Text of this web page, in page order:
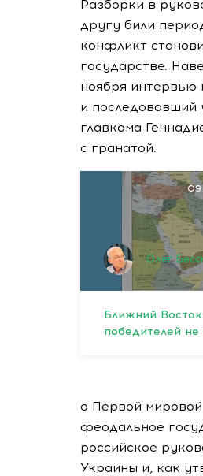
Разборки в
другу били
конфликт
государстве.
ноября интервью
и последовавший
главкома
с гранатой.
09
Олег
Ближний Восток:
победителей не
о Первой
феодальное
российское
Украины и, как